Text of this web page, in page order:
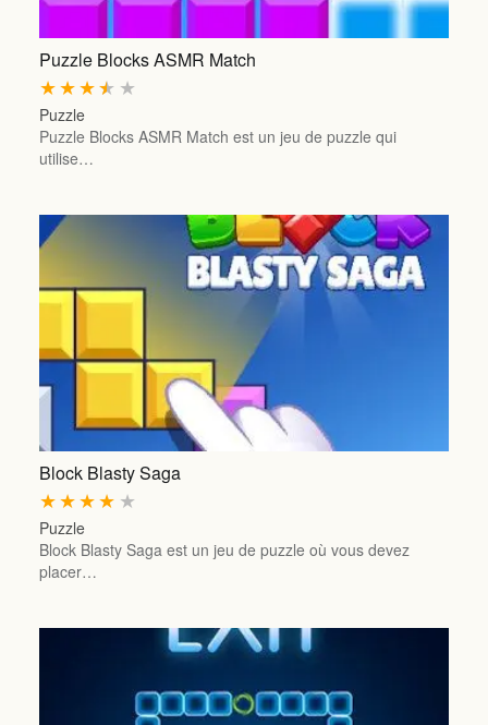
Puzzle Blocks ASMR Match
★
★
★
★
★
Puzzle
Puzzle Blocks ASMR Match est un jeu de puzzle qui
utilise…
Block Blasty Saga
★
★
★
★
★
Puzzle
Block Blasty Saga est un jeu de puzzle où vous devez
placer…